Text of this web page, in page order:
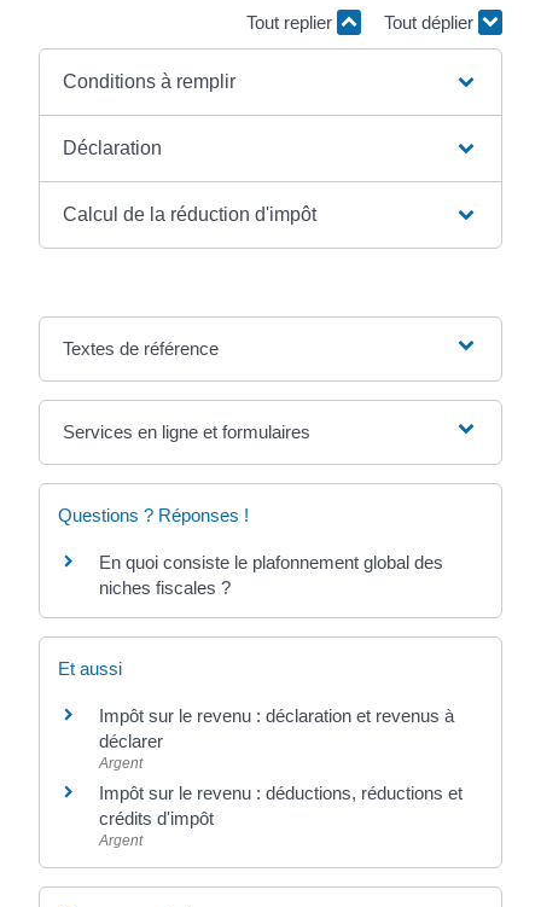
Tout replier Tout déplier
Conditions à remplir
Déclaration
Calcul de la réduction d'impôt
Textes de référence
Services en ligne et formulaires
Questions ? Réponses !
En quoi consiste le plafonnement global des
niches fiscales ?
Et aussi
Impôt sur le revenu : déclaration et revenus à
déclarer
Argent
Impôt sur le revenu : déductions, réductions et
crédits d'impôt
Argent